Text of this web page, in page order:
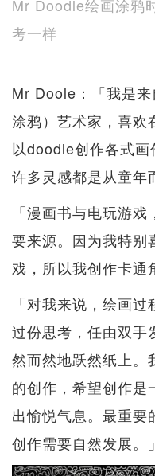
Mr Doodle绘画涂鸦
考一样
Mr Doole：「我是
涂鸦）艺术家，喜欢
以doodle创作各式画
许多灵感都是从童年
「漫画书与电玩游
要来源。因为我特别
戏，所以我创作卡通
「对我来说，绘画
过份思考，任由双手
然而然地跃然纸上。
的创作，希望创作是
出愉悦气息。最重要
创作需要自然发展。」